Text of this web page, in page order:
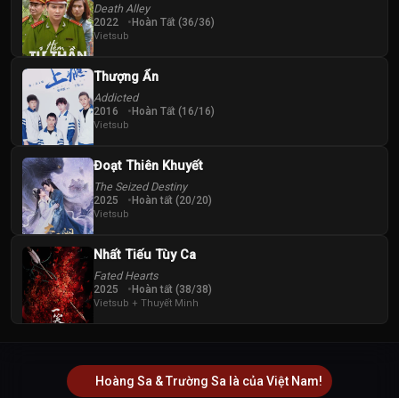
Death Alley
2022 Hoàn Tất (36/36)
Vietsub
Thượng Ẩn
Addicted
2016 Hoàn Tất (16/16)
Vietsub
Đoạt Thiên Khuyết
The Seized Destiny
2025 Hoàn tất (20/20)
Vietsub
Nhất Tiếu Tùy Ca
Fated Hearts
2025 Hoàn tất (38/38)
Vietsub + Thuyết Minh
Hoàng Sa & Trường Sa là của Việt Nam!